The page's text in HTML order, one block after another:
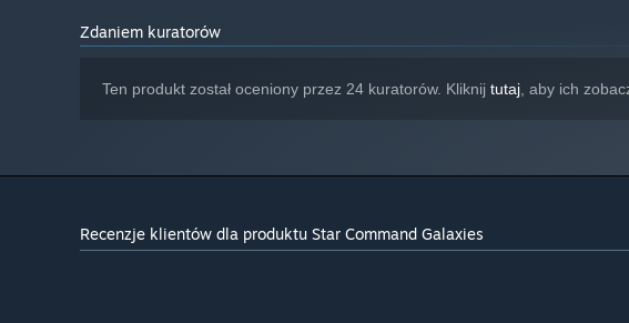
Zdaniem kuratorów
Ten produkt został oceniony przez 24 kuratorów. Kliknij tutaj, aby ich
Recenzje klientów dla produktu Star Command Galaxies